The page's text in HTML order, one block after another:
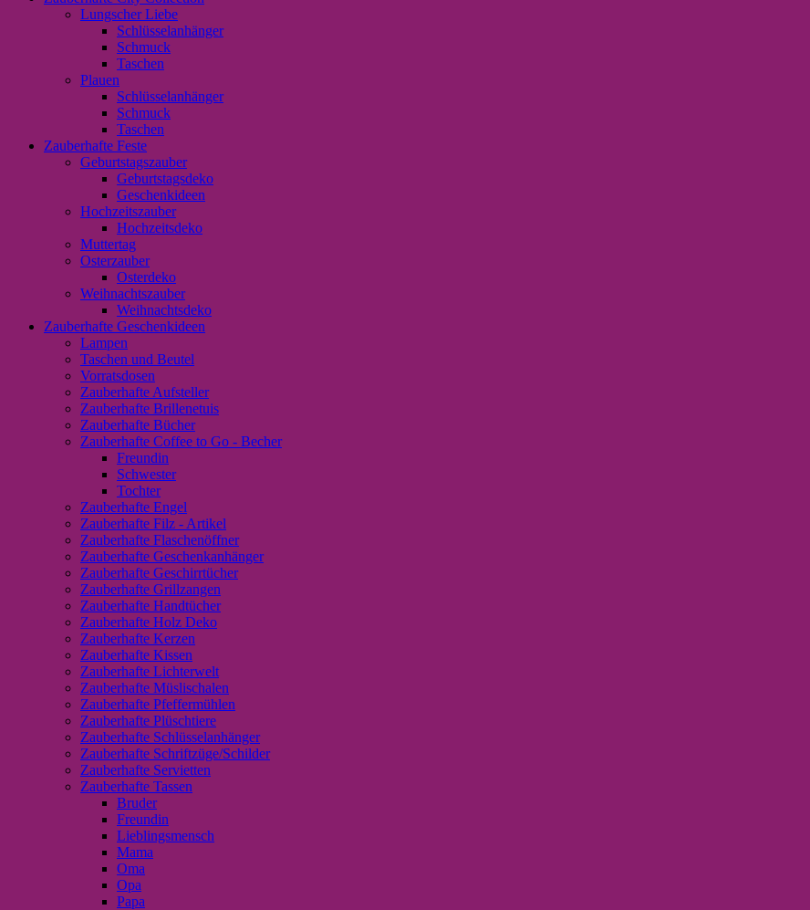
Lungscher Liebe
Schlüsselanhänger
Schmuck
Taschen
Plauen
Schlüsselanhänger
Schmuck
Taschen
Zauberhafte Feste
Geburtstagszauber
Geburtstagsdeko
Geschenkideen
Hochzeitszauber
Hochzeitsdeko
Muttertag
Osterzauber
Osterdeko
Weihnachtszauber
Weihnachtsdeko
Zauberhafte Geschenkideen
Lampen
Taschen und Beutel
Vorratsdosen
Zauberhafte Aufsteller
Zauberhafte Brillenetuis
Zauberhafte Bücher
Zauberhafte Coffee to Go - Becher
Freundin
Schwester
Tochter
Zauberhafte Engel
Zauberhafte Filz - Artikel
Zauberhafte Flaschenöffner
Zauberhafte Geschenkanhänger
Zauberhafte Geschirrtücher
Zauberhafte Grillzangen
Zauberhafte Handtücher
Zauberhafte Holz Deko
Zauberhafte Kerzen
Zauberhafte Kissen
Zauberhafte Lichterwelt
Zauberhafte Müslischalen
Zauberhafte Pfeffermühlen
Zauberhafte Plüschtiere
Zauberhafte Schlüsselanhänger
Zauberhafte Schriftzüge/Schilder
Zauberhafte Servietten
Zauberhafte Tassen
Bruder
Freundin
Lieblingsmensch
Mama
Oma
Opa
Papa